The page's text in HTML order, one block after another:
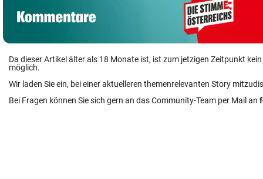
Da dieser Artikel älter als 18 Monate ist, ist zum jetzigen Zeitpunkt
möglich.
Wir laden Sie ein, bei einer aktuelleren themenrelevanten Story
Bei Fragen können Sie sich gern an das Community-Team per Mail an